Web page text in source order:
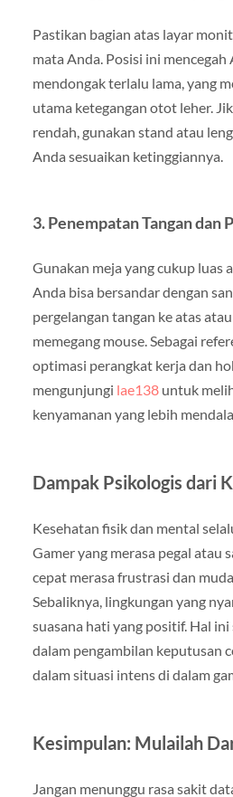
Pastikan bagian atas layar
mata Anda. Posisi ini
mendongak terlalu lama, yang
utama ketegangan otot leher.
rendah, gunakan stand atau
Anda sesuaikan ketinggiannya.
3. Penempatan Tangan dan
Gunakan meja yang cukup luas
Anda bisa bersandar dengan
pergelangan tangan ke atas
memegang mouse. Sebagai
optimasi perangkat kerja dan
mengunjungi lae138untuk
kenyamanan yang lebih
Dampak Psikologis dari
Kesehatan fisik dan mental
Gamer yang merasa pegal atau
cepat merasa frustrasi dan
Sebaliknya, lingkungan yang
suasana hati yang positif. Hal
dalam pengambilan keputusan
dalam situasi intens di dalam
Kesimpulan: Mulailah
Jangan menunggu rasa sakit